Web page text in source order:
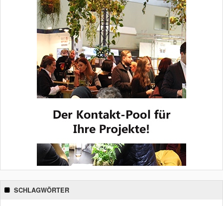
SCHLAGWÖRTER